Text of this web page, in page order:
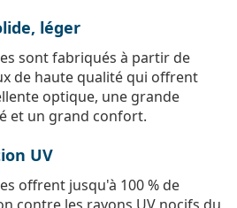
léger
sont fabriqués à partir de
de haute qualité qui offrent
optique, une grande
et un grand confort.
UV
offrent jusqu'à 100 % de